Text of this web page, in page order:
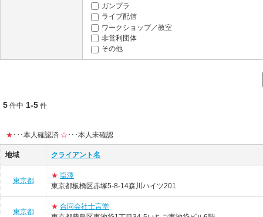
ガンプラ
ライブ配信
ワークショップ／教室
非営利団体
その他
5 件中 1-5 件
★ ･･･本人確認済 ☆ ･･･本人未確認
地域 クライアント名
東京都
★ 塩澤
東京都板橋区赤塚5-8-14森川ハイツ201
東京都
★ 合同会社士言堂